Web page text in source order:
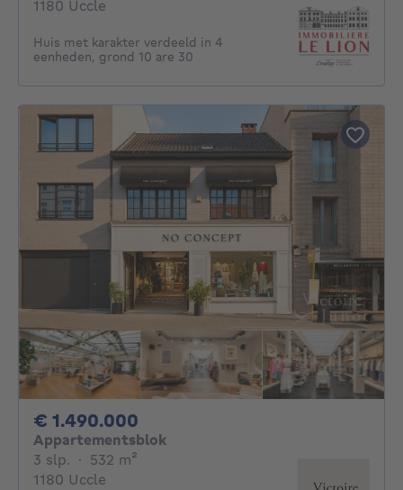
1180 Uccle
Huis met karakter verdeeld in 4
eenheden, grond 10 are 30
€ 1.490.000
Appartementsblok
3 slp. 3 slaapkamers
· 532 m²
1180 Uccle